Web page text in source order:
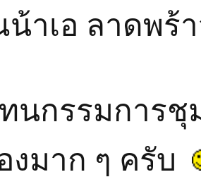
าเอ ลาดพร้
นกรรมการ
งมาก ๆ ครับ